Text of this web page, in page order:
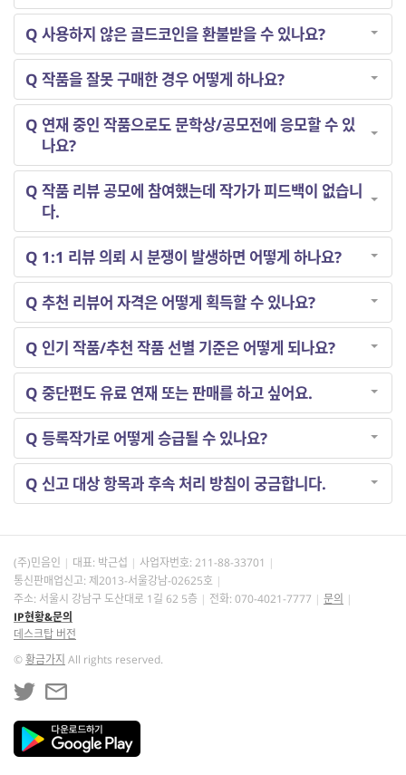
Q 사용하지 않은 골드코인을 환불받을 수 있나요?
Q 작품을 잘못 구매한 경우 어떻게 하나요?
Q 연재 중인 작품으로도 문학상/공모전에 응모할 수 있
나요?
Q 작품 리뷰 공모에 참여했는데 작가가 피드백이 없습니
다.
Q 1:1 리뷰 의뢰 시 분쟁이 발생하면 어떻게 하나요?
Q 추천 리뷰어 자격은 어떻게 획득할 수 있나요?
Q 인기 작품/추천 작품 선별 기준은 어떻게 되나요?
Q 중단편도 유료 연재 또는 판매를 하고 싶어요.
Q 등록작가로 어떻게 승급될 수 있나요?
Q 신고 대상 항목과 후속 처리 방침이 궁금합니다.
(주)민음인 대표: 박근섭 사업자번호: 211-88-33701
통신판매업신고: 제2013-서울강남-02625호
주소: 서울시 강남구 도산대로 1길 62 5층
전화: 070-4021-7777
문의
IP현황&문의
데스크탑 버전
©황금가지 All rights reserved.